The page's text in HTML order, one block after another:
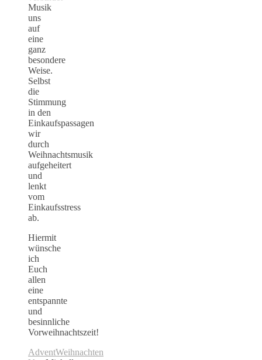
Musik
uns
auf
eine
ganz
besondere
Weise.
Selbst
die
Stimmung
in den
Einkaufspassagen
wir
durch
Weihnachtsmusik
aufgeheitert
und
lenkt
vom
Einkaufsstress
ab.
Hiermit
wünsche
ich
Euch
allen
eine
entspannte
und
besinnliche
Vorweihnachtszeit!
AdventWeihnachten